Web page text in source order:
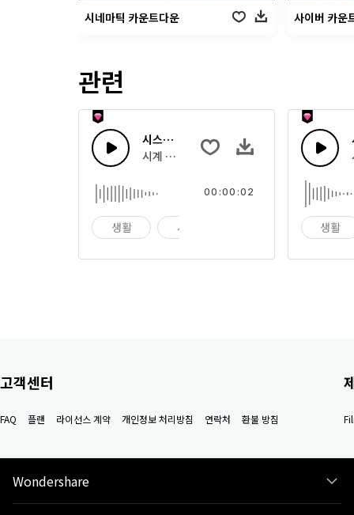
시네마틱 카운트다운 사이버 카운
관련
시스템 카운트 다운 18
시계 형태의 카운트 다운 또는 큰 앰비언트 효
생활 시계
00:00:02
생활
고객센터
FAQ 플랜 라이선스 계약 개인정보 처리방침 연락처 환불 방침
Wondershare